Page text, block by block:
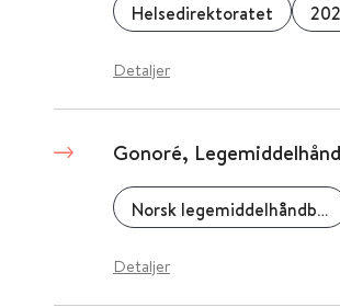
Helsedirektoratet
Detaljer
Gonoré,
Norsk legemiddelhåndbok
Detaljer